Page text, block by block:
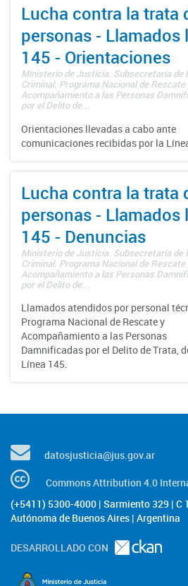
Lucha contra la trata
personas - Llamados
145 - Orientaciones
Ministerio de Justicia. Subsecretaría de
Criminal. Programa Nacional de Rescate
Acompañamiento a las Personas
por el Delito de...
Orientaciones llevadas a cabo ante
comunicaciones recibidas por la
Lucha contra la trata
personas - Llamados
145 - Denuncias
Ministerio de Justicia. Subsecretaría de
Criminal. Programa Nacional de Rescate
Acompañamiento a las Personas
por el Delito de...
Llamados atendidos por personal
Programa Nacional de Rescate y
Acompañamiento a las Personas
Damnificadas por el Delito de Trata,
Línea 145.
datosjusticia@jus.gov.ar
Commons Attribution 4.0
(+5411) 5300-4000 | Sarmiento 329 | C
Autónoma de Buenos Aires | Argentina
DESARROLLADO CON